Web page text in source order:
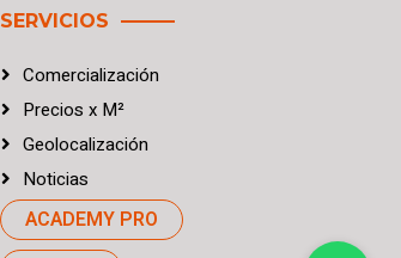
SERVICIOS
Comercialización
Preciosx M²
Geolocalización
Noticias
ACADEMY PRO